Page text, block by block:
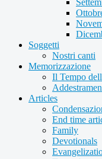
Soggetti
Nostri canti
Memorizzazione
Il Tempo
Articles
End time
Family
Devotionals